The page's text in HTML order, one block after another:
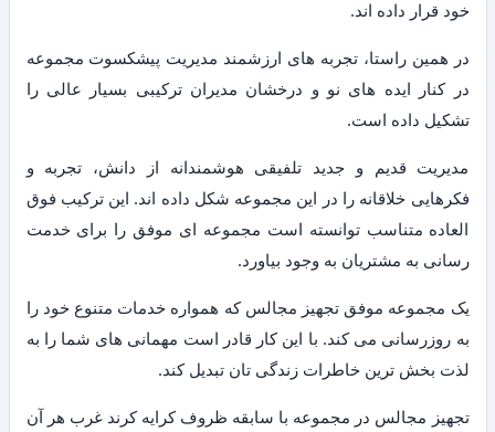
خود قرار داده اند.
در همین راستا، تجربه های ارزشمند مدیریت پیشکسوت مجموعه
در کنار ایده های نو و درخشان مدیران ترکیبی بسیار عالی را
تشکیل داده است.
مدیریت قدیم و جدید تلفیقی هوشمندانه از دانش، تجربه و
فکرهایی خلاقانه را در این مجموعه شکل داده اند. این ترکیب فوق
العاده متناسب توانسته است مجموعه ای موفق را برای خدمت
رسانی به مشتریان به وجود بیاورد.
یک مجموعه موفق تجهیز مجالس که همواره خدمات متنوع خود را
به روزرسانی می کند. با این کار قادر است مهمانی های شما را به
لذت بخش ترین خاطرات زندگی تان تبدیل کند.
تجهیز مجالس در مجموعه با سابقه ظروف کرایه کرند غرب هر آن